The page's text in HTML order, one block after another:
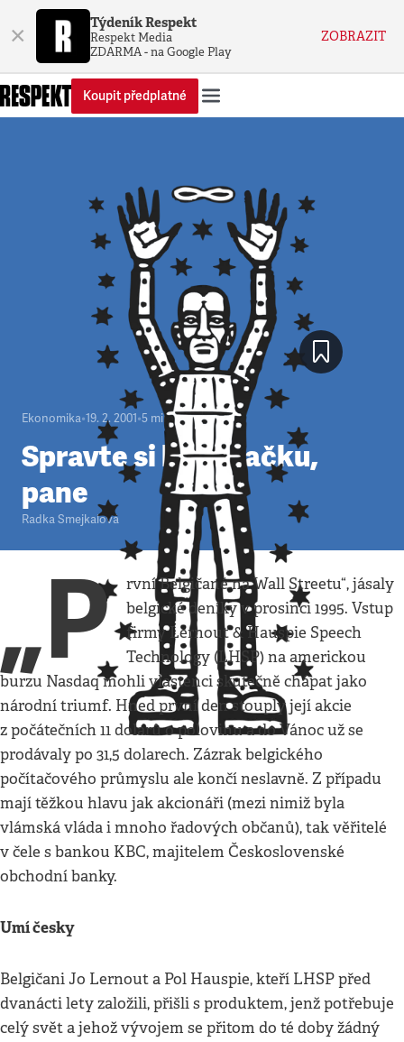
× Týdeník Respekt
Respekt Media
ZDARMA - na Google Play
ZOBRAZIT
Koupit předplatné
Ekonomika•19. 2. 2001•5 minut
Spravte si kalkulačku,
pane
Radka Smejkalová
„P
rvní Belgičané na Wall Streetu“, jásaly
belgické deníky v prosinci 1995. Vstup
firmy Lernout & Hauspie Speech
Technology (LHSP) na americkou
burzu Nasdaq mohli vlastenci skutečně chápat jako
národní triumf. Hned první den stouply její akcie
z počátečních 11 dolarů o polovinu a do Vánoc už se
prodávaly po 31,5 dolarech. Zázrak belgického
počítačového průmyslu ale končí neslavně. Z případu
mají těžkou hlavu jak akcionáři (mezi nimiž byla
vlámská vláda i mnoho řadových občanů), tak věřitelé
v čele s bankou KBC, majitelem Československé
obchodní banky.
Umí česky
Belgičani Jo Lernout a Pol Hauspie, kteří LHSP před
dvanácti lety založili, přišli s produktem, jenž potřebuje
celý svět a jehož vývojem se přitom do té doby žádný